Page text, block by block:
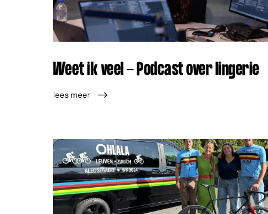
Weet ik veel - Podcast over lingerie
lees meer